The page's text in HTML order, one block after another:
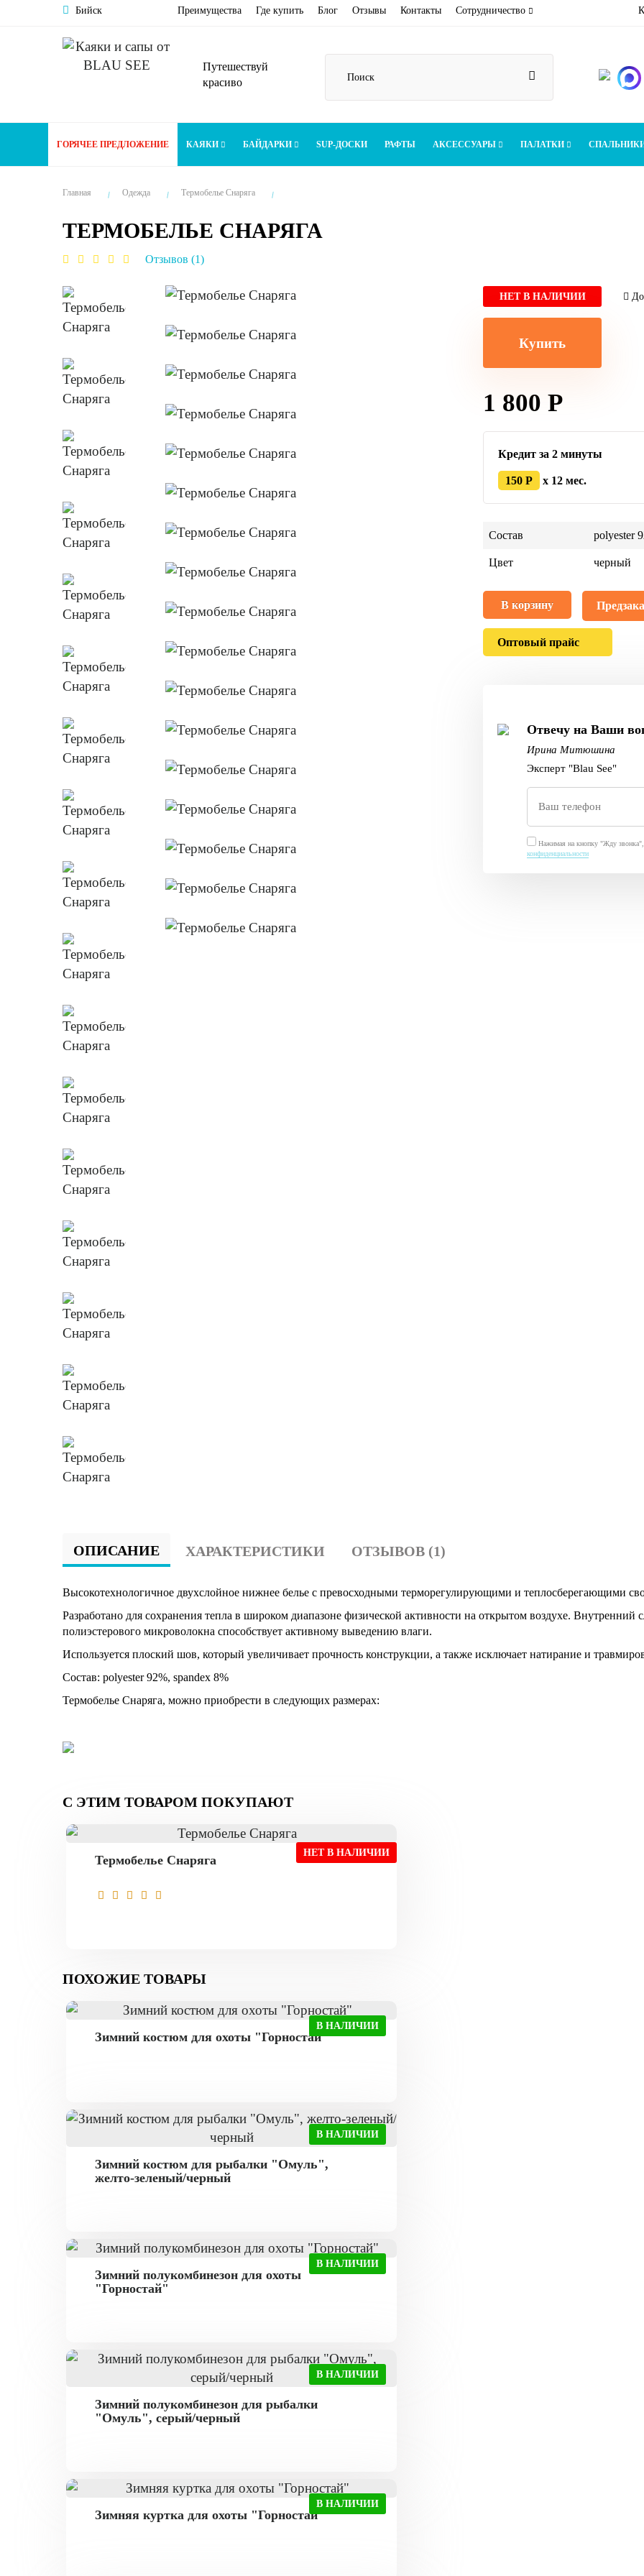
Бийск Преимущества Где купить Блог Отзывы Контакты Сотрудничество
Путешествуй
красиво
ГОРЯЧЕЕ ПРЕДЛОЖЕНИЕ КАЯКИ БАЙДАРКИ SUP-ДОСКИ РАФТЫ АКСЕССУАРЫ ПАЛАТКИ
Главная Одежда Термобелье Снаряга
ТЕРМОБЕЛЬЕ СНАРЯГА
Отзывов (1)
НЕТ В НАЛИЧИИ
Купить
1 800 Р
Кредит за 2 минуты
150 Р x 12 мес.
Состав рolyester
Цвет черный
В корзину
Оптовый прайс
Отвечу на Ваши
Ирина Митюшина
Эксперт "Blau See"
Нажимая на кнопку "Жду звонка",
конфиденциальности
ОПИСАНИЕ ХАРАКТЕРИСТИКИ ОТЗЫВОВ (1)
Высокотехнологичное двухслойное нижнее белье с превосходными терморегулирующими и теплосберегающими
Разработано для сохранения тепла в широком диапазоне физической активности на открытом воздухе.
полиэстерового микроволокна способствует активному выведению влаги.
Используется плоский шов, который увеличивает прочность конструкции, а также исключает натирание и
Состав: рolyester 92%, spandex 8%
Термобелье Снаряга, можно приобрести в следующих размерах:
С ЭТИМ ТОВАРОМ ПОКУПАЮТ
НЕТ В НАЛИЧИИ
Термобелье Снаряга
ПОХОЖИЕ ТОВАРЫ
В НАЛИЧИИ
Зимний костюм для охоты "Горностай"
В НАЛИЧИИ
Зимний костюм для рыбалки "Омуль",
желто-зеленый/черный
В НАЛИЧИИ
Зимний полукомбинезон для охоты
"Горностай"
В НАЛИЧИИ
Зимний полукомбинезон для рыбалки
"Омуль", серый/черный
В НАЛИЧИИ
Зимняя куртка для охоты "Горностай"